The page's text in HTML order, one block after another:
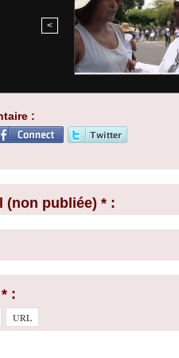
<
:
(non publiée) * :
: